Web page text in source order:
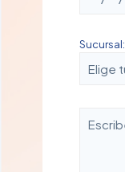
Sucursal: